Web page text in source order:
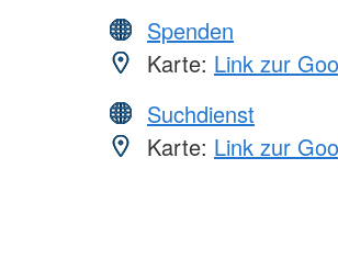
Spenden
Karte: Link zur
Suchdienst
Karte: Link zur